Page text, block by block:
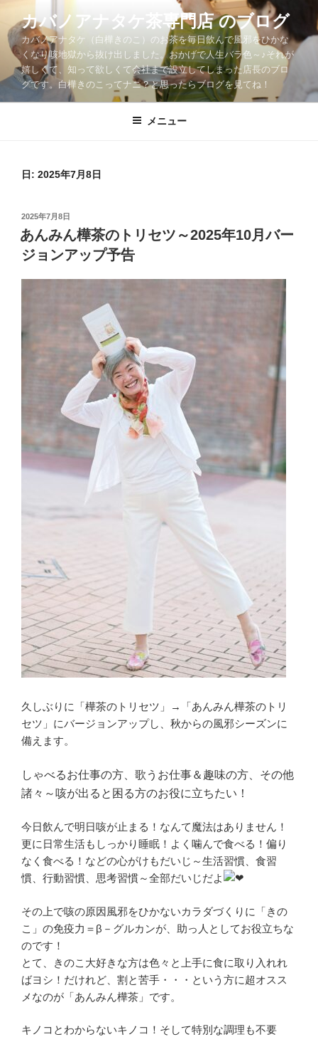
テ
ツ
カバノアナタケ茶専門店 のブログ
カバノアナタケ（白樺きのこ）のお茶を毎日飲んで風邪をひかな
くなり咳地獄から抜け出しました。おかげで人生バラ色～♪それが
嬉しくて、知って欲しくて会社まで設立してしまった店長のブロ
グです。白樺きのこってナニ？と思ったらブログを見てね！
メニュー
日: 2025年7月8日
投
稿
日:
2025年7月8日
あんみん樺茶のトリセツ～2025年10月バー
ジョンアップ予告
久しぶりに「樺茶のトリセツ」→「あんみん樺茶のトリ
セツ」にバージョンアップし、秋からの風邪シーズンに
備えます。
しゃべるお仕事の方、歌うお仕事＆趣味の方、その他
諸々～咳が出ると困る方のお役に立ちたい！
今日飲んで明日咳が止まる！なんて魔法はありません！
更に日常生活もしっかり睡眠！よく噛んで食べる！偏り
なく食べる！などの心がけもだいじ～生活習慣、食習
慣、行動習慣、思考習慣～全部だいじだよ
その上で咳の原因風邪をひかないカラダづくりに「きの
こ」の免疫力＝β－グルカンが、助っ人としてお役立ちな
のです！
とて、きのこ大好きな方は色々と上手に食に取り入れれ
ばヨシ！だけれど、割と苦手・・・という方に超オスス
メなのが「あんみん樺茶」です。
キノコとわからないキノコ！そして特別な調理も不要